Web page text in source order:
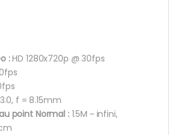
:HD 1280x720p @ 30fps
f = 8.15mm
point Normal :1.5M ~ infini,